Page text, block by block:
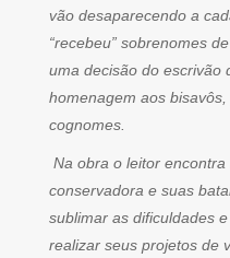
vão desaparecendo a
“recebeu” sobrenomes
uma decisão do escrivão
homenagem aos
cognomes.
Na obra o leitor
conservadora e suas
sublimar as dificuldades
realizar seus projetos de